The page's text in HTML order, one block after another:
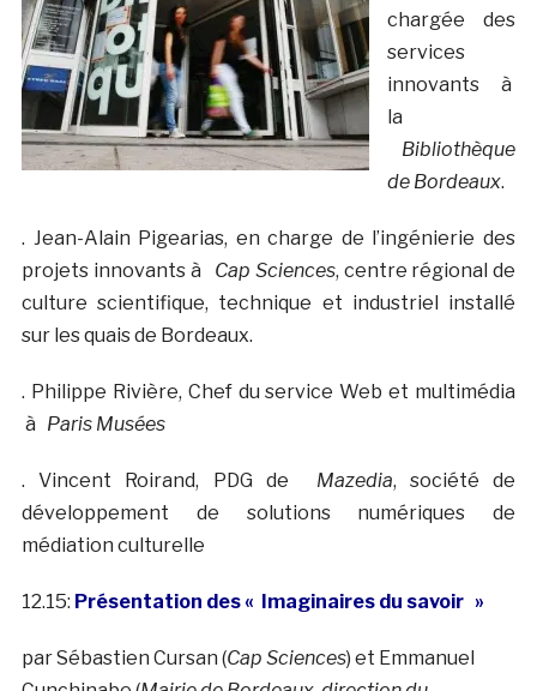
chargée des
services
innovants à
la
Bibliothèque
de Bordeaux.
. Jean-Alain Pigearias, en charge de l’ingénierie des
projets innovants à Cap Sciences, centre régional de
culture scientifique, technique et industriel installé
sur les quais de Bordeaux.
. Philippe Rivière, Chef du service Web et multimédia
à Paris Musées
. Vincent Roirand, PDG de Mazedia, société de
développement de solutions numériques de
médiation culturelle
12.15: Présentation des « Imaginaires du savoir »
par Sébastien Cursan (Cap Sciences) et Emmanuel